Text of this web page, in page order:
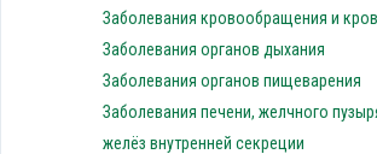
Заболевания кровообращения и
Заболевания органов дыхания
Заболевания органов пищеварения
Заболевания печени, желчного
желёз внутренней секреции